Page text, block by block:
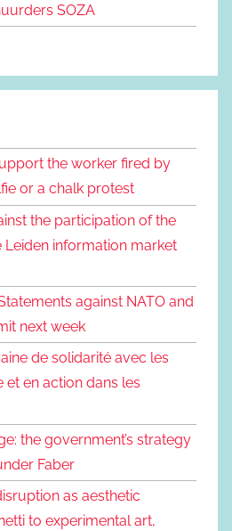
SOZA
the worker fired by
or a chalk protest
the participation of the
Leiden information market
against NATO and
next week
de solidarité avec les
en action dans les
the government’s strategy
Faber
as aesthetic
to experimental art,